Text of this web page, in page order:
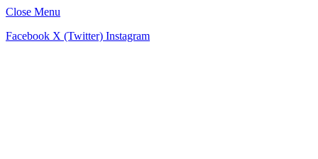
Close Menu
Facebook X (Twitter) Instagram